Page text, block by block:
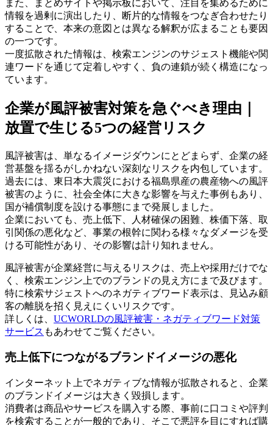
また、まとめサイトや掲示板において、注目を集めるために
情報を過剰に演出したり、断片的な情報をつなぎ合わせたり
することで、本来の意図とは異なる解釈が広まることも要因
の一つです。
一度拡散された情報は、検索エンジンのサジェスト機能や関
連ワードを通じて定着しやすく、負の連鎖が続く構造になっ
ています。
企業が風評被害対策を急ぐべき理由｜
放置で生じる5つの経営リスク
風評被害は、単なるイメージダウンにとどまらず、企業の経
営基盤を揺るがしかねない深刻なリスクを内包しています。
過去には、東日本大震災における福島県産の農産物への風評
被害のように、社会全体に大きな影響を与えた事例もあり、
国が補償制度を設ける事態にまで発展しました。
企業においても、売上低下、人材確保の困難、株価下落、取
引関係の悪化など、事業の根幹に関わる様々なダメージを受
ける可能性があり、その影響は計り知れません。
風評被害が企業経営に与えるリスクは、売上や採用だけでな
く、検索エンジン上でのブランドの見え方にまで及びます。
特に検索サジェストへのネガティブワード表示は、見込み顧
客の離脱を招く見えにくいリスクです。
詳しくは、 UCWORLDの風評被害・ネガティブワード対策
サービス もあわせてご覧ください。
売上低下につながるブランドイメージの悪化
インターネット上でネガティブな情報が拡散されると、企業
のブランドイメージは大きく毀損します。
消費者は商品やサービスを購入する際、事前に口コミや評判
を検索することが一般的であり、そこで悪評を目にすれば購